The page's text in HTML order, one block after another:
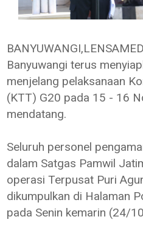
Banyuwangi terus
menjelang pelaksanaan
(KTT) G20 pada 15 - 16
mendatang.
Seluruh personel
dalam Satgas Pamwil
operasi Terpusat Puri
dikumpulkan di Halaman
pada Senin kemarin (24/